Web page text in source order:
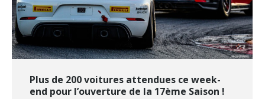
Plus de 200 voitures attendues ce week-
end pour l’ouverture de la 17ème Saison !